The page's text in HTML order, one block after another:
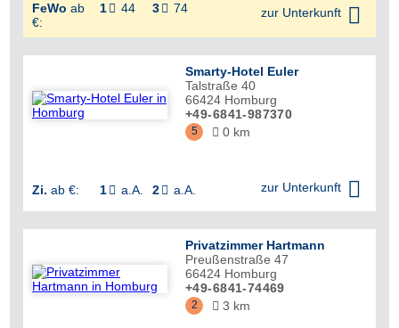
FeWo ab
€:
1  44 3  74 zur Unterkunft 
Smarty-Hotel Euler
Talstraße 40
66424 Homburg
+49-6841-987370
5  0 km
Zi. ab €: 1  a.A. 2  a.A. zur Unterkunft 
Privatzimmer Hartmann
Preußenstraße 47
66424 Homburg
+49-6841-74469
2  3 km